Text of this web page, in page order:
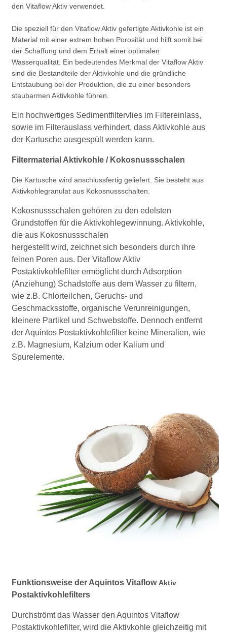
den Vitaflow Aktiv verwendet.
Die speziell für den Vitaflow Aktiv gefertigte Aktivkohle ist ein
Material mit einer extrem hohen Porosität und hilft somit bei
der Schaffung und dem Erhalt einer optimalen
Wasserqualität. Ein bedeutendes Merkmal der Vitaflow Aktiv
sind die Bestandteile der Aktivkohle und die gründliche
Entstaubung bei der Produktion, die zu einer besonders
staubarmen Aktivkohle führen.
Ein hochwertiges Sedimentfiltervlies im Filtereinlass,
sowie im Filterauslass verhindert, dass Aktivkohle aus
der Kartusche ausgespült werden kann.
Filtermaterial Aktivkohle / Kokosnussschalen
Die Kartusche wird anschlussfertig geliefert. Sie besteht aus
Aktivkohlegranulat aus Kokosnussschalten.
Kokosnussschalen gehören zu den edelsten
Grundstoffen für die Aktivkohlegewinnung. Aktivkohle,
die aus Kokosnussschalen
hergestellt wird, zeichnet sich besonders durch ihre
feinen Poren aus. Der Vitaflow Aktiv
Postaktivkohlefilter ermöglicht durch Adsorption
(Anziehung) Schadstoffe aus dem Wasser zu filtern,
wie z.B. Chlorteilchen, Geruchs- und
Geschmacksstoffe, organische Verunreinigungen,
kleinere Partikel und Schwebstoffe. Dennoch entfernt
der Aquintos Postaktivkohlefilter keine Mineralien, wie
z.B. Magnesium, Kalzium oder Kalium und
Spurelemente.
Funktionsweise der Aquintos Vitaflow Aktiv
Postaktivkohlefilters
Durchströmt das Wasser den Aquintos Vitaflow
Postaktivkohlefilter, wird die Aktivkohle gleichzeitig mit